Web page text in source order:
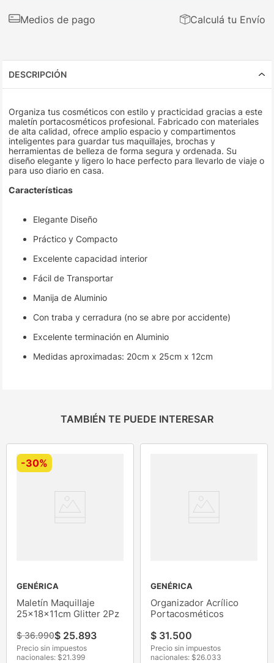
Medios de pago Calculá tu Envío
DESCRIPCIÓN
Organiza tus cosméticos con estilo y practicidad gracias a este
maletín portacosméticos profesional. Fabricado con materiales
de alta calidad, ofrece amplio espacio y compartimentos
inteligentes para guardar tus maquillajes, brochas y
herramientas de belleza de forma segura y ordenada. Su
diseño elegante y ligero lo hace perfecto para llevarlo de viaje o
para uso diario en casa.
Características
Elegante Diseño
Práctico y Compacto
Excelente capacidad interior
Fácil de Transportar
Manija de Aluminio
Con traba y cerradura (no se abre por accidente)
Excelente terminación en Aluminio
Medidas aproximadas: 20cm x 25cm x 12cm
TAMBIÉN TE PUEDE INTERESAR
-30%
GENÉRICA
Maletín Maquillaje
25x18x11cm Glitter 2Pz
$ 36.990$ 25.893
Precio sin impuestos
nacionales: $21.399
GENÉRICA
Organizador Acrílico
Portacosméticos
$ 31.500
Precio sin impuestos
nacionales: $26.033